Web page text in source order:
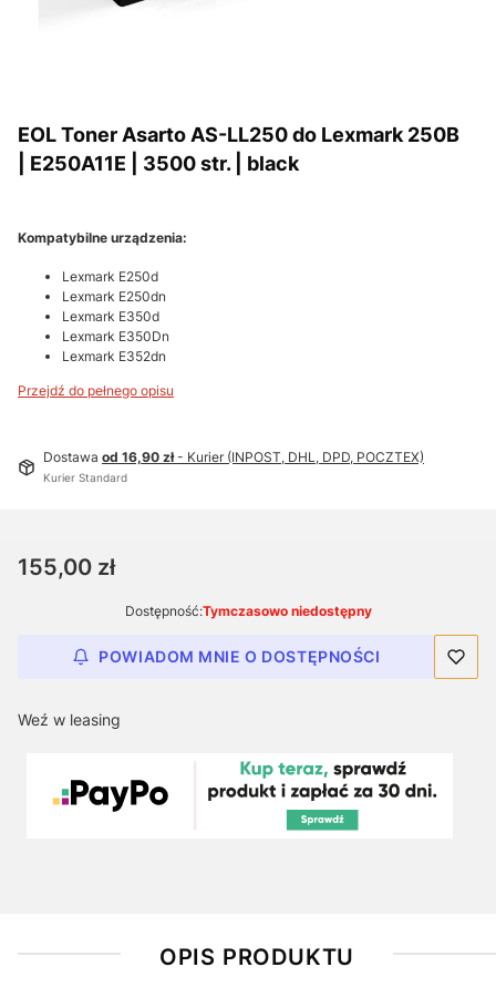
EOL Toner Asarto AS-LL250 do Lexmark 250B
| E250A11E | 3500 str. | black
Kompatybilne urządzenia:
Lexmark E250d
Lexmark E250dn
Lexmark E350d
Lexmark E350Dn
Lexmark E352dn
Przejdź do pełnego opisu
Dostawa od 16,90 zł- Kurier (INPOST, DHL, DPD, POCZTEX)
Kurier Standard
Cena
155,00 zł
Dostępność:Tymczasowo niedostępny
POWIADOM MNIE O DOSTĘPNOŚCI
Weź w leasing
OPIS PRODUKTU